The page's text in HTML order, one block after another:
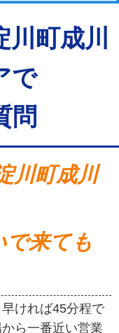
町成川
で
問
川町成川
で来ても
ければ45分程で
ら一番近い営業